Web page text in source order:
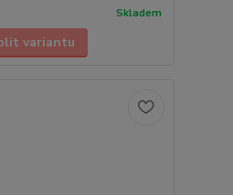
Skladem
variantu